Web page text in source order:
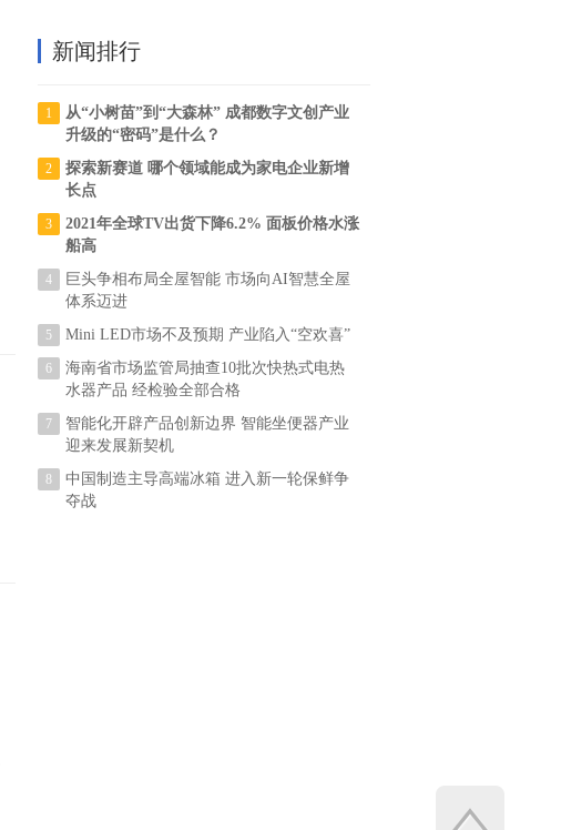
新闻排行
1
从“小树苗”到“大森林” 成都数字文创产业
升级的“密码”是什么？
2
探索新赛道 哪个领域能成为家电企业新增
长点
3
2021年全球TV出货下降6.2% 面板价格水涨
船高
4
巨头争相布局全屋智能 市场向AI智慧全屋
体系迈进
5 Mini LED市场不及预期 产业陷入“空欢喜”
6
海南省市场监管局抽查10批次快热式电热
水器产品 经检验全部合格
7
智能化开辟产品创新边界 智能坐便器产业
迎来发展新契机
8
中国制造主导高端冰箱 进入新一轮保鲜争
夺战